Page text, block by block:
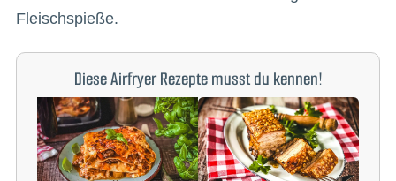
Fleischspieße.
Diese Airfryer Rezepte musst du kennen!